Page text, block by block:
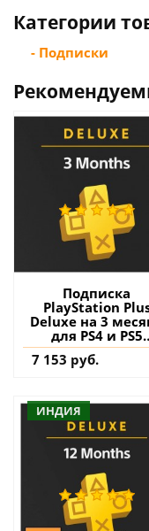
Категории
- Подписки
Подписка
PlayStation
Deluxe на 3
для PS4 и PS5
(Турция)
7 153 руб.
ИНДИЯ